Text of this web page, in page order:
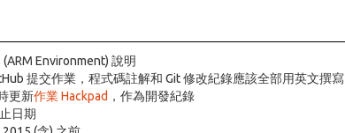
(ARM Environment) 說明
提交作業，程式碼註解和 Git 修改紀錄應該全部用英文撰寫
更新作業 Hackpad ，作為開發紀錄
日期